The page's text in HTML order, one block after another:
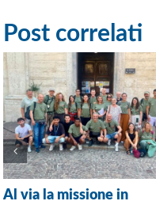
Post correlati
Al via la missione in